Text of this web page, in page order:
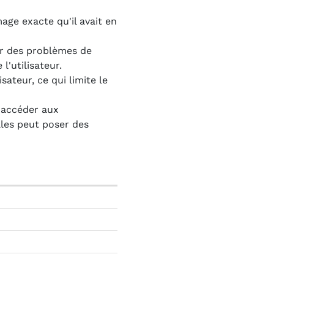
exacte qu'il avait en
des problèmes de
l'utilisateur.
ce qui limite le
aux
peut poser des